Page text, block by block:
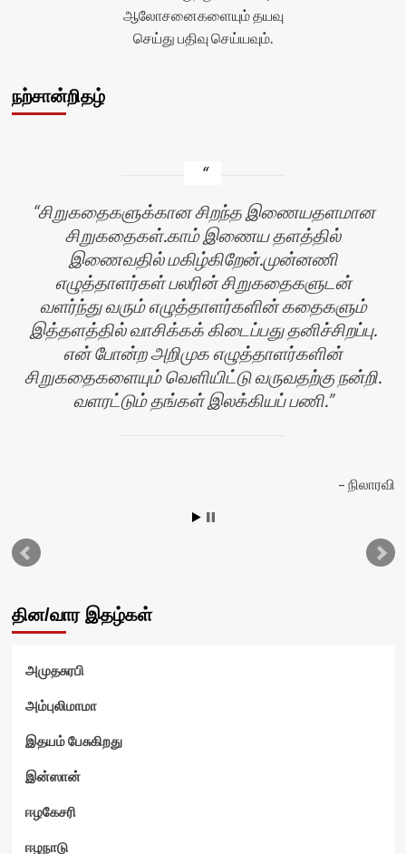
ஆலோசனைகளையும் தயவு
செய்து பதிவு செய்யவும்.
நற்சான்றிதழ்
சிறுகதைகளுக்கான சிறந்த இணையதளமான
சிறுகதைகள்.காம் இணைய தளத்தில்
இணைவதில் மகிழ்கிறேன்.முன்னணி
எழுத்தாளர்கள் பலரின் சிறுகதைகளுடன்
வளர்ந்து வரும் எழுத்தாளர்களின் கதைகளும்
இத்தளத்தில் வாசிக்கக் கிடைப்பது தனிச்சிறப்பு.
என் போன்ற அறிமுக எழுத்தாளர்களின்
சிறுகதைகளையும் வெளியிட்டு வருவதற்கு நன்றி.
வளரட்டும் தங்கள் இலக்கியப் பணி.
நிலாரவி
தின/வார இதழ்கள்
அமுதசுரபி
அம்புலிமாமா
இதயம் பேசுகிறது
இன்ஸான்
ஈழகேசரி
ஈழநாடு